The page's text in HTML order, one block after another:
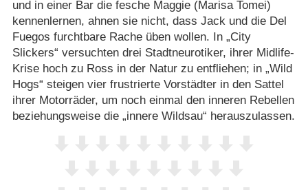
und in einer Bar die fesche Maggie (Marisa Tomei)
kennenlernen, ahnen sie nicht, dass Jack und die Del
Fuegos furchtbare Rache üben wollen. In „City
Slickers“ versuchten drei Stadtneurotiker, ihrer Midlife-
Krise hoch zu Ross in der Natur zu entfliehen; in „Wild
Hogs“ steigen vier frustrierte Vorstädter in den Sattel
ihrer Motorräder, um noch einmal den inneren Rebellen
beziehungsweise die „innere Wildsau“ herauszulassen.